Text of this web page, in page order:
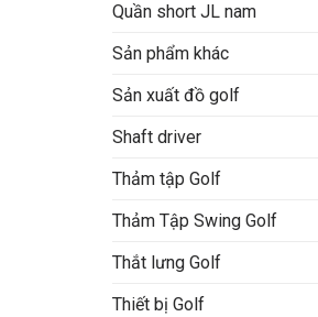
Quần short JL nam
Sản phẩm khác
Sản xuất đồ golf
Shaft driver
Thảm tập Golf
Thảm Tập Swing Golf
Thắt lưng Golf
Thiết bị Golf